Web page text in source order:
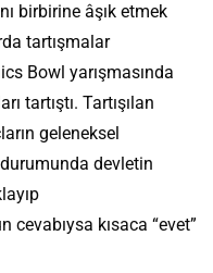
birbirine âşık etmek
tartışmalar
Bowl yarışmasında
tartıştı. Tartışılan
geleneksel
devletin
kısaca “evet”